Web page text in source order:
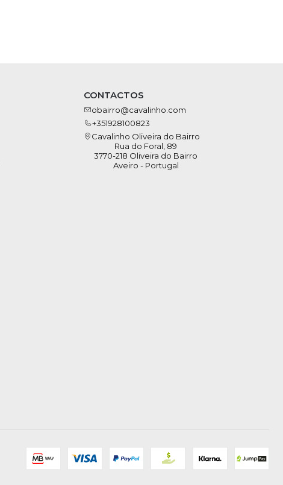
CONTACTOS
obairro@cavalinho.com
+351928100823
Cavalinho Oliveira do Bairro
Rua do Foral, 89
3770-218 Oliveira do Bairro
Aveiro - Portugal